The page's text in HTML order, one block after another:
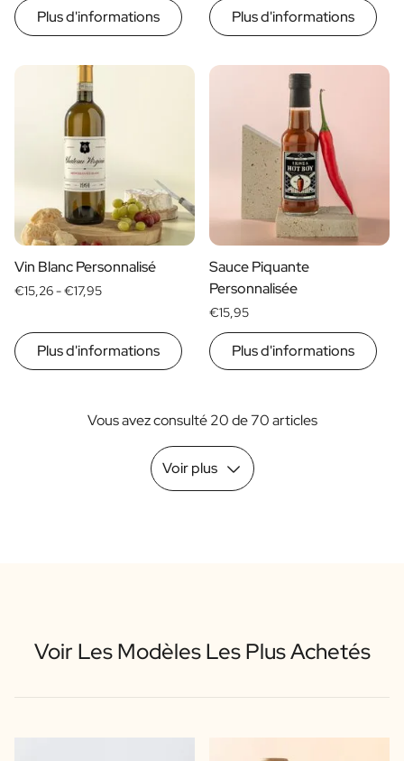
Plus d'informations Plus d'informations
Vin Blanc Personnalisé
€15,26 -€17,95
Plus d'informations
Sauce Piquante
Personnalisée
€15,95
Plus d'informations
Vous avez consulté 20 de 70 articles
Voir plus
Voir Les Modèles Les Plus Achetés